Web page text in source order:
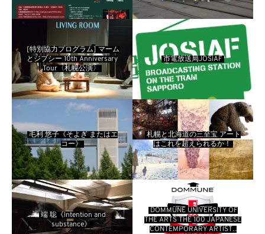
[特別協力プログラム] マーム
とジプシー 10th Anniversary
Tour〈札幌公演〉
市電放送局JOSIAF
毛利 悠子《そよぎ またはエ
コー》
札幌と北海道の三至宝 アート
はこれを超えられるか！
端 聡《Intention and
substance》
DOMMUNE UNIVERSITY OF
THE ARTS THE 100 JAPANESE
CONTEMPORARY ARTISTS